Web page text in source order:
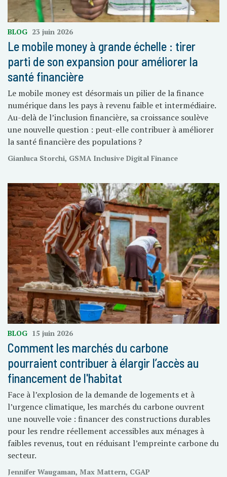
BLOG 23 juin 2026
Le mobile money à grande échelle : tirer
parti de son expansion pour améliorer la
santé financière
Le mobile money est désormais un pilier de la finance
numérique dans les pays à revenu faible et intermédiaire.
Au-delà de l’inclusion financière, sa croissance soulève
une nouvelle question : peut-elle contribuer à améliorer
la santé financière des populations ?
Gianluca Storchi, GSMA Inclusive Digital Finance
BLOG 15 juin 2026
Comment les marchés du carbone
pourraient contribuer à élargir l’accès au
financement de l'habitat
Face à l’explosion de la demande de logements et à
l’urgence climatique, les marchés du carbone ouvrent
une nouvelle voie : financer des constructions durables
pour les rendre réellement accessibles aux ménages à
faibles revenus, tout en réduisant l’empreinte carbone du
secteur.
Jennifer Waugaman, Max Mattern, CGAP